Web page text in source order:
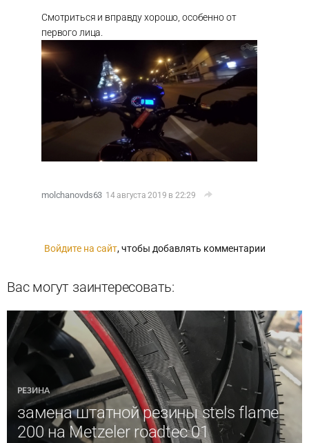
Смотриться и вправду хорошо, особенно от
первого лица.
molchanovds63 14 августа 2019 в 22:29
Войдите на сайт, чтобы добавлять комментарии
Вас могут заинтересовать:
РЕЗИНА
замена штатной резины stels flame
200 на Metzeler roadtec 01